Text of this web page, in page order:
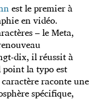
est le premier à
en vidéo.
– le Meta,
dix, il réussit à
la typo est
raconte une
spécifique,